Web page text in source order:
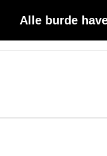
Alle burde